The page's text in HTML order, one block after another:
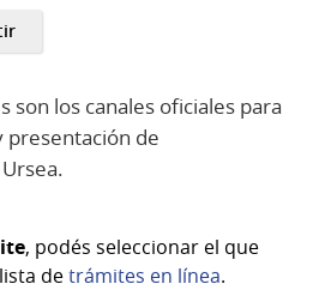
son los canales oficiales para
presentación de
, podés seleccionar el que
detrámites en línea.